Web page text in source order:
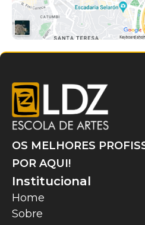
OS MELHORES
POR AQUI!
Institucional
Home
Sobre